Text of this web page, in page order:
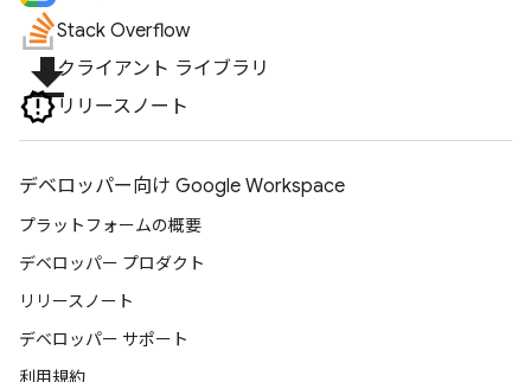
Stack Overflow
file_downloadクライアント ライブラリ
リリースノート
デベロッパー向け Google Workspace
プラットフォームの概要
デベロッパー プロダクト
リリースノート
デベロッパー サポート
利用規約